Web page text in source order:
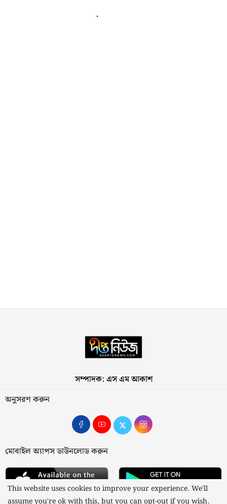
সম্পাদক: এস এম আকাশ
অনুসরণ করুন
মোবাইল অ্যাপস ডাউনলোড করুন
This website uses cookies to improve your experience. We'll
assume you're ok with this, but you can opt-out if you wish.